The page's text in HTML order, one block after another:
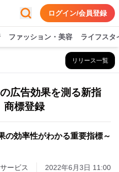
ログイン/会員登録
ファッション・美容 ライフスタ
リリース一覧
広告効果を測る新指
商標登録
の効率性がわかる重要指標～
サービス 2022年6月3日 11:00